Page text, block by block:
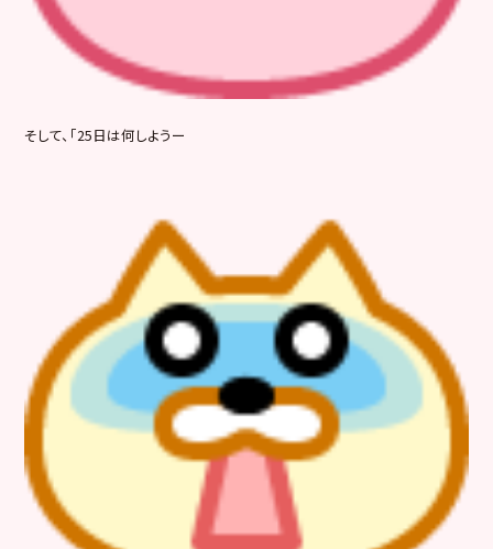
そして、「25日は何しようー